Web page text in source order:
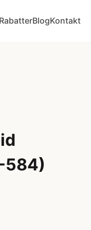
BlogKontakt
584)